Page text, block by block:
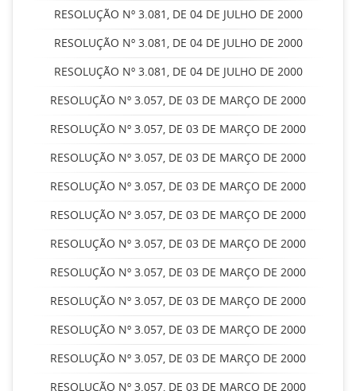
RESOLUÇÃO Nº 3.081, DE 04 DE JULHO DE 2000
RESOLUÇÃO Nº 3.081, DE 04 DE JULHO DE 2000
RESOLUÇÃO Nº 3.081, DE 04 DE JULHO DE 2000
RESOLUÇÃO Nº 3.057, DE 03 DE MARÇO DE 2000
RESOLUÇÃO Nº 3.057, DE 03 DE MARÇO DE 2000
RESOLUÇÃO Nº 3.057, DE 03 DE MARÇO DE 2000
RESOLUÇÃO Nº 3.057, DE 03 DE MARÇO DE 2000
RESOLUÇÃO Nº 3.057, DE 03 DE MARÇO DE 2000
RESOLUÇÃO Nº 3.057, DE 03 DE MARÇO DE 2000
RESOLUÇÃO Nº 3.057, DE 03 DE MARÇO DE 2000
RESOLUÇÃO Nº 3.057, DE 03 DE MARÇO DE 2000
RESOLUÇÃO Nº 3.057, DE 03 DE MARÇO DE 2000
RESOLUÇÃO Nº 3.057, DE 03 DE MARÇO DE 2000
RESOLUÇÃO Nº 3.057, DE 03 DE MARÇO DE 2000